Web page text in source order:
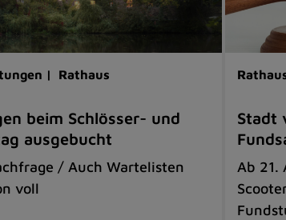
| Rathaus
beim Schlösser- und
ausgebucht
/ Auch Wartelisten
voll
Stadt
Ab 21.